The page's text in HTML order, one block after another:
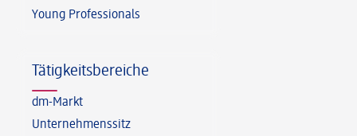
Young Professionals
Tätigkeitsbereiche
dm-Markt
Unternehmenssitz